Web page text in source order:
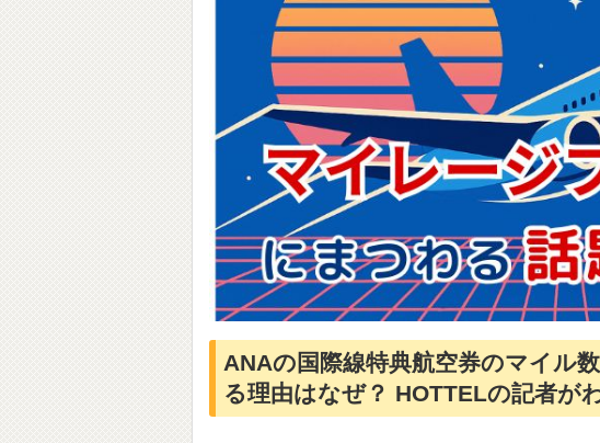
ANAの国際線特典航空券のマイル
る理由はなぜ？ HOTTELの記者が